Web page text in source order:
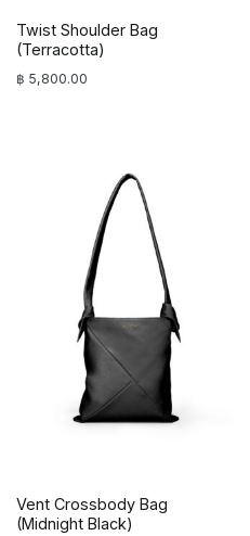
Twist Shoulder Bag
(Terracotta)
฿ 5,800.00
Vent Crossbody Bag
(Midnight Black)